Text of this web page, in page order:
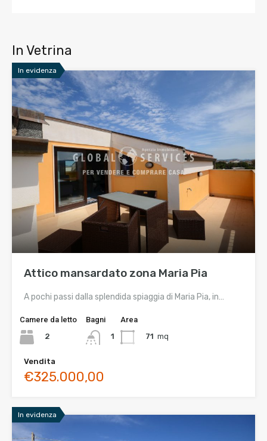
In Vetrina
In evidenza
Attico mansardato zona Maria Pia
A pochi passi dalla splendida spiaggia di Maria Pia, in…
Camere da letto
2
Bagni
1
Area
71 mq
Vendita
€325.000,00
In evidenza